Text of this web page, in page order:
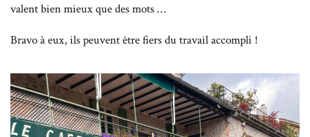
valent bien mieux que des mots …
Bravo à eux, ils peuvent être fiers du travail accompli !